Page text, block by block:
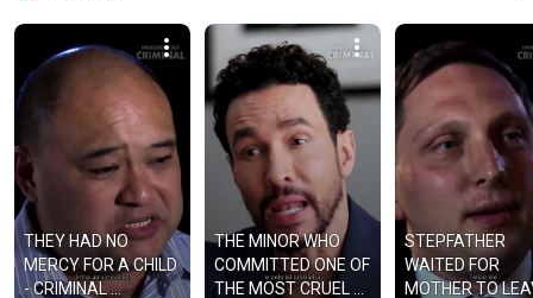
THEY HAD NO
MERCY FOR A CHILD
- CRIMINAL
THE MINOR WHO
COMMITTED ONE OF
THE MOST CRUEL
STEPFATHER
WAITED FOR
MOTHER TO